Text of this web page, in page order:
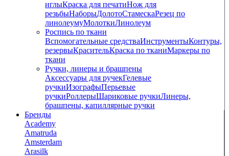
иглыКраска для печатиНож для
резьбыНаборыДолотоСтамескаРезец по
линолеумуМолоткиЛинолеум
Роспись по ткани
Вспомогательные средстваИнструментыКонтуры,
резервыКрасительКраска по тканиМаркеры по
ткани
Ручки, линеры и брашпены
Аксессуары для ручекГелевые
ручкиИзографыПерьевые
ручкиРоллерыШариковые ручкиЛинеры,
брашпены, капиллярные ручки
Бренды
Academy
Amatruda
Amsterdam
Arasilk